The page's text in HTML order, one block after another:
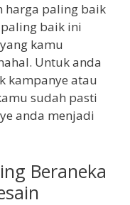
harga paling baik
baik ini
kamu
Untuk anda
kampanye atau
sudah pasti
anda menjadi
Beraneka